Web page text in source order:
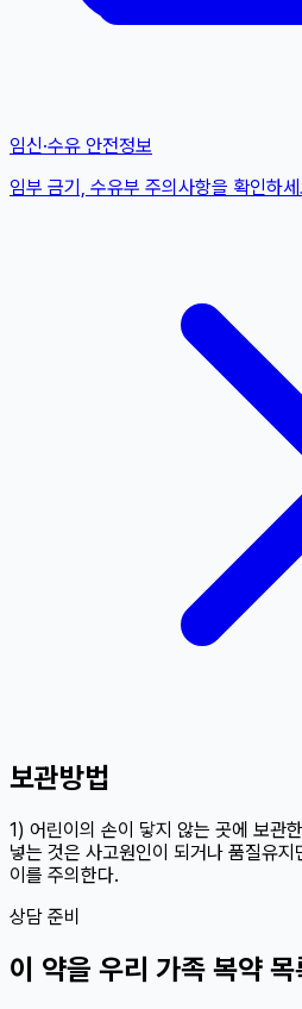
임신·수유 안전정보
임부 금기, 수유부 주의사항을 확인하
보관방법
1) 어린이의 손이 닿지 않는 곳에 보관
넣는 것은 사고원인이 되거나 품질유
이를 주의한다.
상담 준비
이 약을 우리 가족 복약